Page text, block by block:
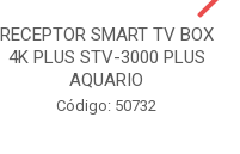
RECEPTOR SMART TV BOX
4K PLUS STV-3000 PLUS
AQUARIO
Código: 50732